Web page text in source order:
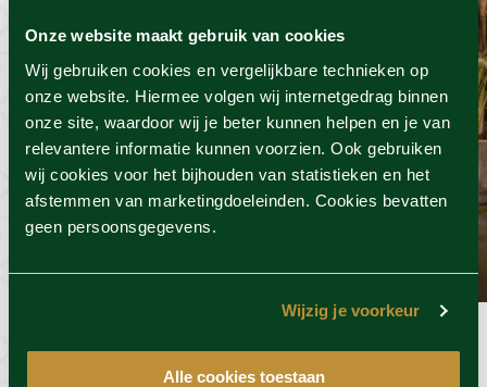
Onze website maakt gebruik van cookies
Wij gebruiken cookies en vergelijkbare technieken op
onze website. Hiermee volgen wij internetgedrag binnen
onze site, waardoor wij je beter kunnen helpen en je van
relevantere informatie kunnen voorzien. Ook gebruiken
wij cookies voor het bijhouden van statistieken en het
afstemmen van marketingdoeleinden. Cookies bevatten
geen persoonsgegevens.
Wijzig je voorkeur
Alle cookies toestaan
SpaSense
Geldig t/m 1 oktober 2026